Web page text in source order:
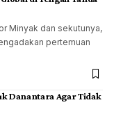
Minyak dan sekutunya,
pertemuan
Danantara Agar Tidak